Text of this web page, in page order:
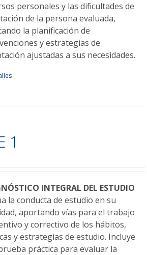
personales y las dificultades de
de la persona evaluada,
la planificación de
y estrategias de
ajustadas a sus necesidades.
1
INTEGRAL DEL ESTUDIO
la conducta de estudio en su
aportando vías para el trabajo
y correctivo de los hábitos,
y estrategias de estudio. Incluye
práctica para evaluar la